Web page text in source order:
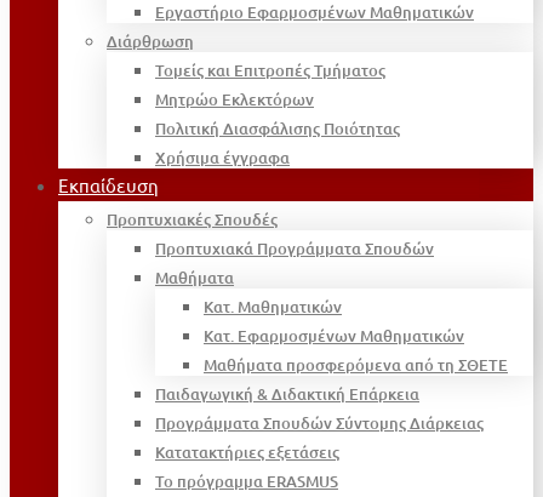
Εργαστήριο Εφαρμοσμένων Μαθηματικών
Διάρθρωση
Τομείς και Επιτροπές Τμήματος
Μητρώο Εκλεκτόρων
Πολιτική Διασφάλισης Ποιότητας
Χρήσιμα έγγραφα
Εκπαίδευση
Προπτυχιακές Σπουδές
Προπτυχιακά Προγράμματα Σπουδών
Μαθήματα
Κατ. Μαθηματικών
Κατ. Εφαρμοσμένων Μαθηματικών
Μαθήματα προσφερόμενα από τη ΣΘΕΤΕ
Παιδαγωγική & Διδακτική Επάρκεια
Προγράμματα Σπουδών Σύντομης Διάρκειας
Κατατακτήριες εξετάσεις
Το πρόγραμμα ERASMUS